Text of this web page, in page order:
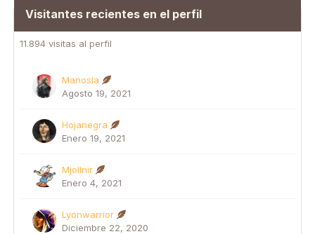
Visitantes recientes en el perfil
11.894 visitas al perfil
Manosla
Agosto 19, 2021
Hojanegra
Enero 19, 2021
Mjollnir
Enero 4, 2021
Lyonwarrior
Diciembre 22, 2020